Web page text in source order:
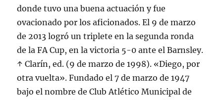
donde tuvo una buena actuación y fue
ovacionado por los aficionados. El 9 de marzo
de 2013 logró un triplete en la segunda ronda
de la FA Cup, en la victoria 5-0 ante el Barnsley.
↑ Clarín, ed. (9 de marzo de 1998). «Diego, por
otra vuelta». Fundado el 7 de marzo de 1947
bajo el nombre de Club Atlético Municipal de